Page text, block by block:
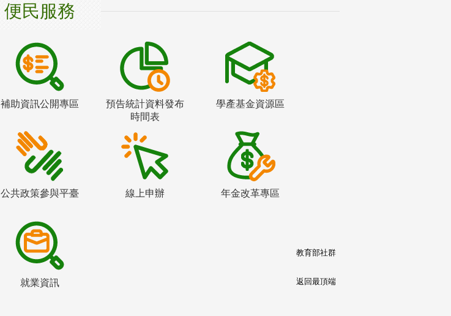
便民服務
補助資訊公開專區
預告統計資料發布
時間表
學產基金資源區
公共政策參與平臺 線上申辦 年金改革專區
就業資訊
教育部社群
返回最頂端